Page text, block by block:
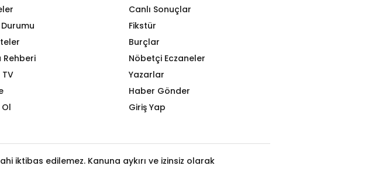
Canlı Sonuçlar
Fikstür
Burçlar
Rehberi
Nöbetçi Eczaneler
TV
Yazarlar
Haber Gönder
Ol
Giriş Yap
iktibas edilemez. Kanuna aykırı ve izinsiz olarak